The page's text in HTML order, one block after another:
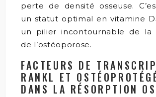
perte de densité osseuse.
un statut optimal en vitamine
un pilier incontournable de la
de l’ostéoporose.
FACTEURS DE
RANKL ET
DANS LA RÉSORPTION